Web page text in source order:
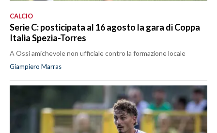
CALCIO
Serie C: posticipata al 16 agosto la gara di Coppa
Italia Spezia-Torres
A Ossi amichevole non ufficiale contro la formazione locale
Giampiero Marras